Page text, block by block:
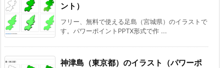
ント）
フリー、無料で使える足島（宮城県）のイラストで
す。パワーポイントPPTX形式で作 ...
神津島（東京都）のイラスト（パワーポ